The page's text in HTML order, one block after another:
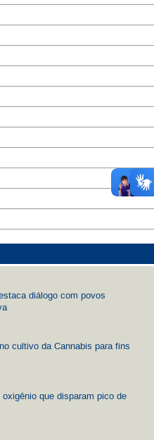
diálogo com povos
cultivo da Cannabis para fins
que disparam pico de